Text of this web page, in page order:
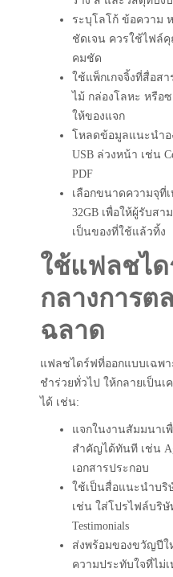
ระบุโลโก้ ข้อความ
ชัดเจน ควรใช้ไฟล์
คมชัด
ใช้แพ็กเกจจิ้งที่สื่อส
ไม้ กล่องโลหะ หรือ
ให้ของแจก
โหลดข้อมูลแนะนำอ
USB ล่วงหน้า เช่น
PDF
เลือกขนาดความจุที่
32GB เพื่อให้ผู้รับสา
เป็นของที่ใช้แล้วทิ้ง
ใช้แฟลชได
กลางการต
ฉลาด
แฟลชไดร์ฟที่ออกแบบเฉพา
ชำร่วยทั่วไป ให้กลายเป็นเ
ได้ เช่น:
แจกในงานสัมมนาเ
สำคัญได้ทันที เช่น
เอกสารประกอบ
ใช้เป็นสื่อแนะนำบริ
เช่น ใส่โปรไฟล์บริ
Testimonials
ส่งพร้อมของขวัญปีใ
ความประทับใจที่ไม่